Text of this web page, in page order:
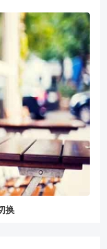
给董冬打赏
10元
自定义
换